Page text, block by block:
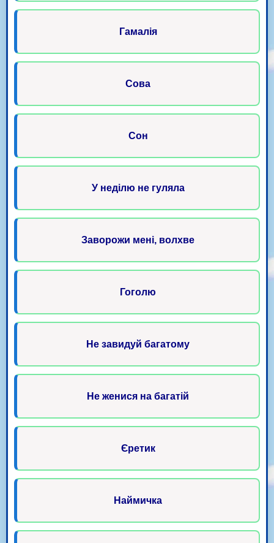
Гамалія
Сова
Сон
У неділю не гуляла
Заворожи мені, волхве
Гоголю
Не завидуй багатому
Не женися на багатій
Єретик
Наймичка